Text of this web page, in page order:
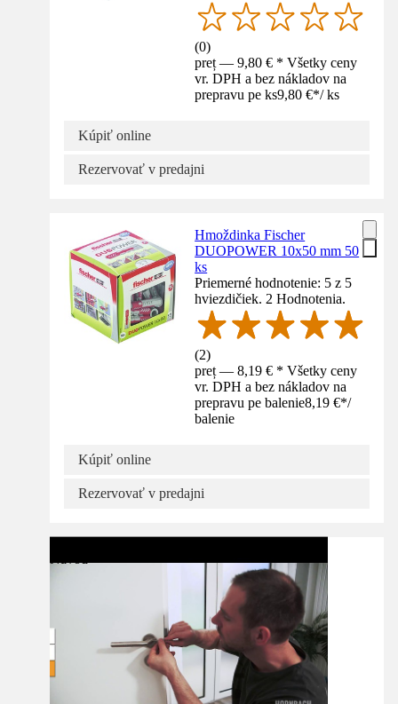
(0)
preț — 9,80 € * Všetky ceny
vr. DPH a bez nákladov na
prepravu pe ks9,80 €*/ ks
Kúpiť online
Rezervovať v predajni
Hmoždinka Fischer
DUOPOWER 10x50 mm 50
ks
Priemerné hodnotenie: 5 z 5
hviezdičiek. 2 Hodnotenia.
(2)
preț — 8,19 € * Všetky ceny
vr. DPH a bez nákladov na
prepravu pe balenie8,19 €*/
balenie
Kúpiť online
Rezervovať v predajni